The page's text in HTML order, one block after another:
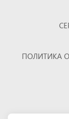
ПОЛИТИКА